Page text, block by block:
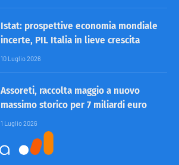
Istat: prospettive economia mondiale
incerte, PIL Italia in lieve crescita
10 Luglio 2026
Assoreti, raccolta maggio a nuovo
massimo storico per 7 miliardi euro
1 Luglio 2026